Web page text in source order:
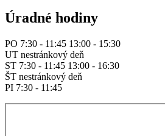
Úradné hodiny
PO 7:30 - 11:45 13:00 - 15:30
UT nestránkový deň
ST 7:30 - 11:45 13:00 - 16:30
ŠT nestránkový deň
PI 7:30 - 11:45